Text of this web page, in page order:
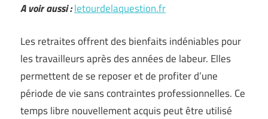
A voir aussi :letourdelaquestion.fr
Les retraites offrent des bienfaits indéniables pour
les travailleurs après des années de labeur. Elles
permettent de se reposer et de profiter d’une
période de vie sans contraintes professionnelles. Ce
temps libre nouvellement acquis peut être utilisé